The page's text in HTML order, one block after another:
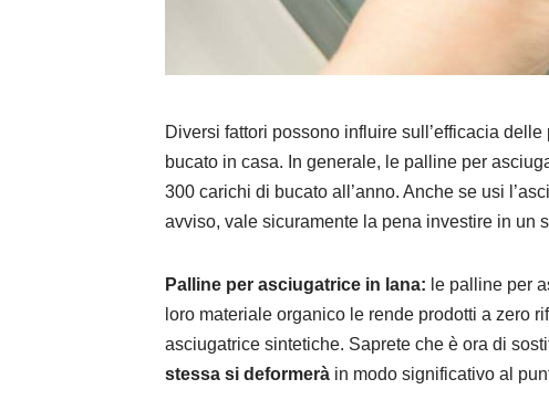
Diversi fattori possono influire sull’efficacia
bucato in casa. In generale, le palline per
300 carichi di bucato all’anno. Anche se usi
avviso, vale sicuramente la pena investire in un
Palline per asciugatrice in lana: le palline per
loro materiale organico le rende prodotti a zero
asciugatrice sintetiche. Saprete che è ora di
stessa si deformerà in modo significativo al